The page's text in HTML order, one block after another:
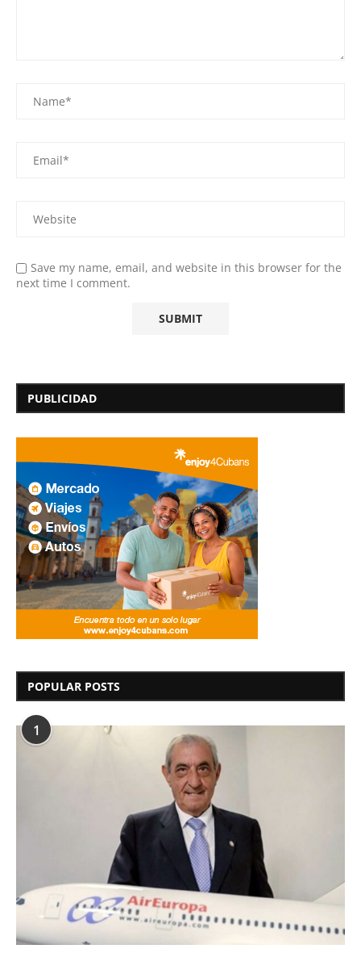
Save my name, email, and website in this browser for the
next time I comment.
PUBLICIDAD
POPULAR POSTS
1